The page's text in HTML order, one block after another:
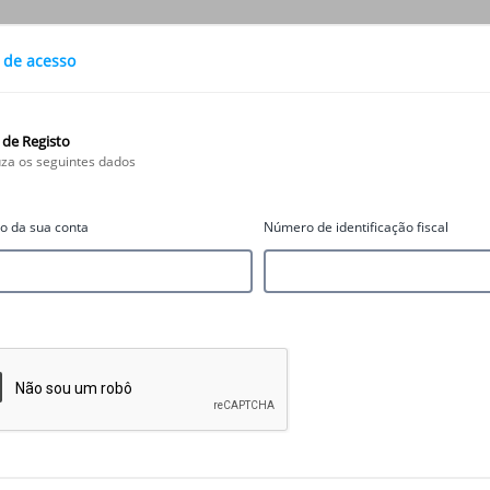
acesso
Registo
os seguintes dados
da sua conta Número de identificação fiscal